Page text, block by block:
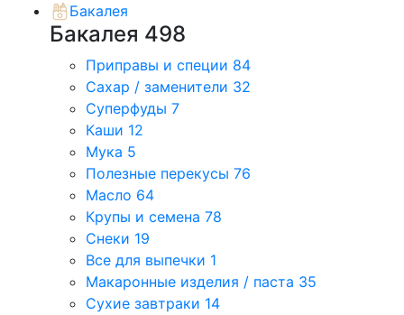
Бакалея
Бакалея 498
Приправы и специи 84
Сахар / заменители 32
Суперфуды 7
Каши 12
Мука 5
Полезные перекусы 76
Масло 64
Крупы и семена 78
Снеки 19
Все для выпечки 1
Макаронные изделия / паста 35
Сухие завтраки 14